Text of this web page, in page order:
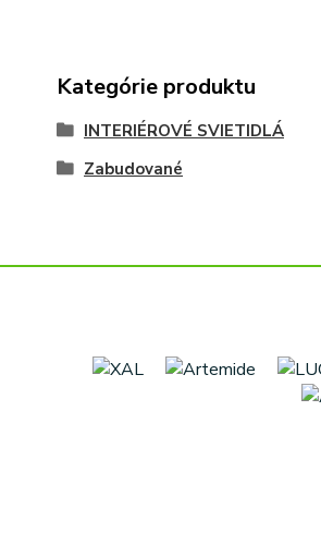
Kategórie produktu
INTERIÉROVÉ SVIETIDLÁ
Zabudované